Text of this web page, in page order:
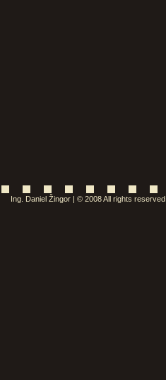
Ing. Daniel Žingor | © 2008 All rights reserved